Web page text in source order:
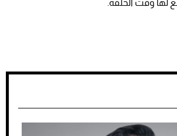
لها وقت الحلقة.